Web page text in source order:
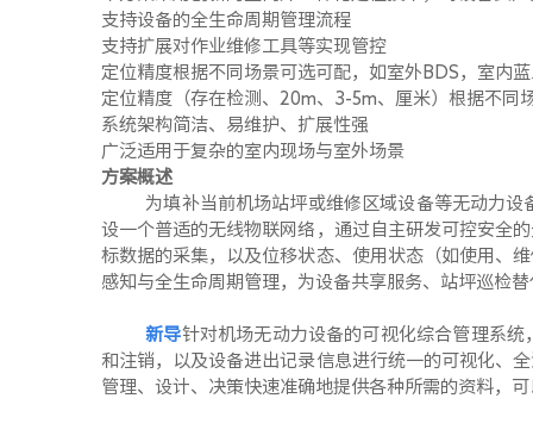
支持设备的全生命周期管理流程
支持扩展对作业维修工具等实现管控
定位精度根据不同场景可选可配，如室外 BDS ，室内
定位精度（存在检测、 20m、 3-5m、厘米）根据不同
系统架构简洁、易维护、扩展性强
广泛适用于复杂的室内现场与室外场景
方案概述
为填补当前机场站坪或维修区域设备等无动力
设一个普适的无线物联网络，通过自主研发可控安全
标数据的采集，以及位移状态、使用状态（如使用、
感知与全生命周期管理，为设备共享服务、站坪巡检
新导针对机场无动力设备的可视化综合管理系统
和注销，以及设备进出记录信息进行统一的可视化、
管理、设计、决策快速准确地提供各种所需的资料，